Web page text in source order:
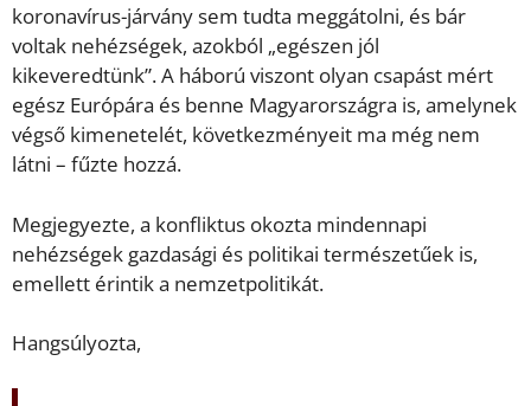
koronavírus-járvány sem tudta meggátolni, és bár
voltak nehézségek, azokból „egészen jól
kikeveredtünk”. A háború viszont olyan csapást mért
egész Európára és benne Magyarországra is, amelynek
végső kimenetelét, következményeit ma még nem
látni – fűzte hozzá.
Megjegyezte, a konfliktus okozta mindennapi
nehézségek gazdasági és politikai természetűek is,
emellett érintik a nemzetpolitikát.
Hangsúlyozta,